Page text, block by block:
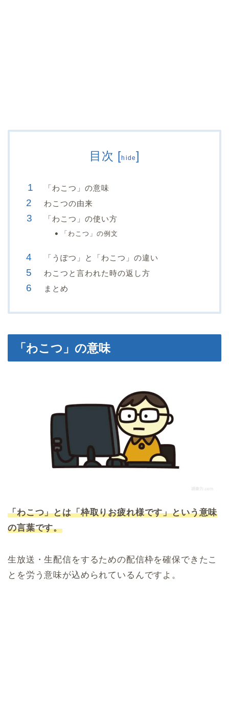
目次 [hide]
「わこつ」の意味
わこつの由来
「わこつ」の使い方
「わこつ」の例文
「うぽつ」と「わこつ」の違い
わこつと言われた時の返し方
まとめ
「わこつ」の意味
「わこつ」とは「枠取りお疲れ様です」という意味
の言葉です。
生放送・生配信をするための配信枠を確保できたこ
とを労う意味が込められているんですよ。